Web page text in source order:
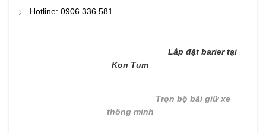
Hotline: 0906.336.581
Lắp đặt barier tại
Kon Tum
Trọn bộ bãi giữ xe
thông minh